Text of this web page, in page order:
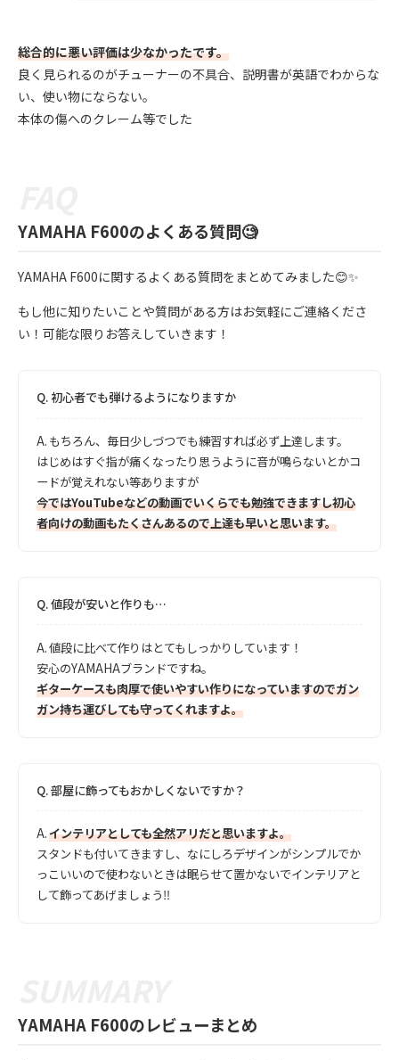
総合的に悪い評価は少なかったです。
良く見られるのがチューナーの不具合、説明書が英語でわからな
い、使い物にならない。
本体の傷へのクレーム等でした
YAMAHA F600のよくある質問🧐
YAMAHA F600に関するよくある質問をまとめてみました😊✨
もし他に知りたいことや質問がある方はお気軽にご連絡くださ
い！可能な限りお答えしていきます！
Q.初心者でも弾けるようになりますか
A. もちろん、毎日少しづつでも練習すれば必ず上達します。
はじめはすぐ指が痛くなったり思うように音が鳴らないとかコ
ードが覚えれない等ありますが
今ではYouTubeなどの動画でいくらでも勉強できますし初心
者向けの動画もたくさんあるので上達も早いと思います。
Q.値段が安いと作りも…
A.値段に比べて作りはとてもしっかりしています！
安心のYAMAHAブランドですね。
ギターケースも肉厚で使いやすい作りになっていますのでガン
ガン持ち運びしても守ってくれますよ。
Q.部屋に飾ってもおかしくないですか？
A.インテリアとしても全然アリだと思いますよ。
スタンドも付いてきますし、なにしろデザインがシンプルでか
っこいいので使わないときは眠らせて置かないでインテリアと
して飾ってあげましょう‼︎
YAMAHA F600のレビューまとめ